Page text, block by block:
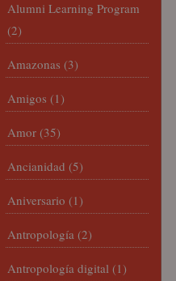
Alumni Learning Program
(2)
Amazonas (3)
Amigos (1)
Amor (35)
Ancianidad (5)
Aniversario (1)
Antropología (2)
Antropología digital (1)